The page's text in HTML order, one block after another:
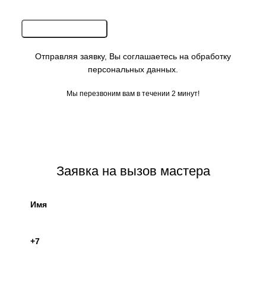
Отправляя заявку, Вы соглашаетесь на обработку
персональных данных.
Мы перезвоним вам в течении 2 минут!
Заявка на вызов мастера